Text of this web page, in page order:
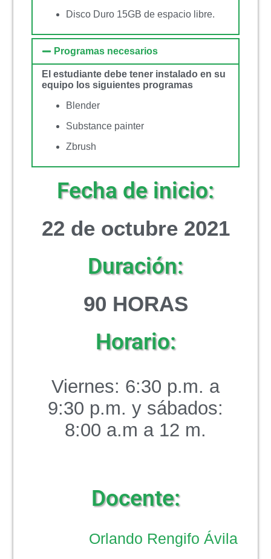
Disco Duro 15GB de espacio libre.
Programas necesarios
El estudiante debe tener instalado en su
equipo los siguientes programas
Blender
Substance painter
Zbrush
Fecha de inicio:
22 de octubre 2021
Duración:
90 HORAS
Horario:
Viernes: 6:30 p.m. a
9:30 p.m. y sábados:
8:00 a.m a 12 m.
Docente:
Orlando Rengifo Ávila